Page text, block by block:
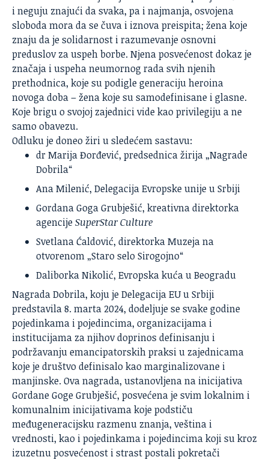
i neguju znajući da svaka, pa i najmanja, osvojena
sloboda mora da se čuva i iznova preispita; žena koje
znaju da je solidarnost i razumevanje osnovni
preduslov za uspeh borbe. Njena posvećenost dokaz je
značaja i uspeha neumornog rada svih njenih
prethodnica, koje su podigle generaciju heroina
novoga doba – žena koje su samodefinisane i glasne.
Koje brigu o svojoj zajednici vide kao privilegiju a ne
samo obavezu.
Odluku je doneo žiri u sledećem sastavu:
dr Marija Đorđević, predsednica žirija „Nagrade
Dobrila“
Ana Milenić, Delegacija Evropske unije u Srbiji
Gordana Goga Grubješić, kreativna direktorka
agencijeSuperStar Culture
Svetlana Ćaldović, direktorka Muzeja na
otvorenom „Staro selo Sirogojno“
Daliborka Nikolić, Evropska kuća u Beogradu
Nagrada Dobrila, koju je Delegacija EU u Srbiji
predstavila 8. marta 2024, dodeljuje se svake godine
pojedinkama i pojedincima, organizacijama i
institucijama za njihov doprinos definisanju i
podržavanju emancipatorskih praksi u zajednicama
koje je društvo definisalo kao marginalizovane i
manjinske. Ova nagrada, ustanovljena na inicijativa
Gordane Goge Grubješić, posvećena je svim lokalnim i
komunalnim inicijativama koje podstiču
međugeneracijsku razmenu znanja, veština i
vrednosti, kao i pojedinkama i pojedincima koji su kroz
izuzetnu posvećenost i strast postali pokretači